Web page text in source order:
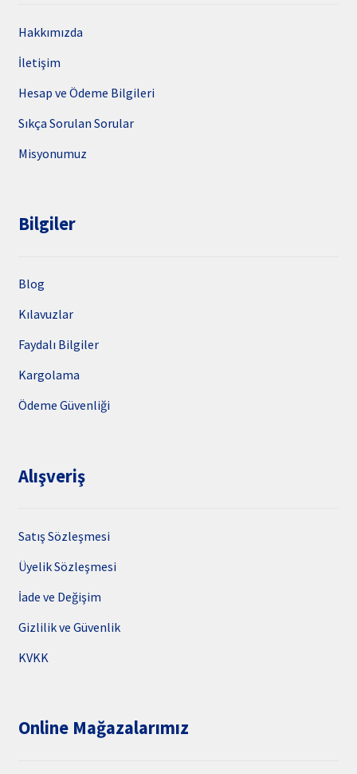
Hakkımızda
İletişim
Hesap ve Ödeme Bilgileri
Sıkça Sorulan Sorular
Misyonumuz
Bilgiler
Blog
Kılavuzlar
Faydalı Bilgiler
Kargolama
Ödeme Güvenliği
Alışveriş
Satış Sözleşmesi
Üyelik Sözleşmesi
İade ve Değişim
Gizlilik ve Güvenlik
KVKK
Online Mağazalarımız